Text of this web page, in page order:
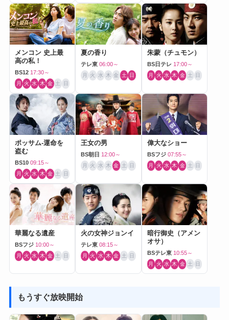
メンコン 史上最
高の私！
BS12 17:30～
月 火 水 木 金 土 日
夏の香り
テレ東 06:00～
月 火 水 木 金 土 日
朱蒙（チュモン）
BS日テレ 17:00～
月 火 水 木 金 土 日
ポッサム-運命を
盗む
BS10 09:15～
月 火 水 木 金 土 日
王女の男
BS朝日 12:00～
月 火 水 木 金 土 日
偉大なショー
BSフジ 07:55～
月 火 水 木 金 土 日
華麗なる遺産
BSフジ 10:00～
月 火 水 木 金 土 日
火の女神ジョンイ
テレ東 08:15～
月 火 水 木 金 土 日
暗行御史（アメン
オサ）
BSテレ東 10:55～
月 火 水 木 金 土 日
もうすぐ放映開始